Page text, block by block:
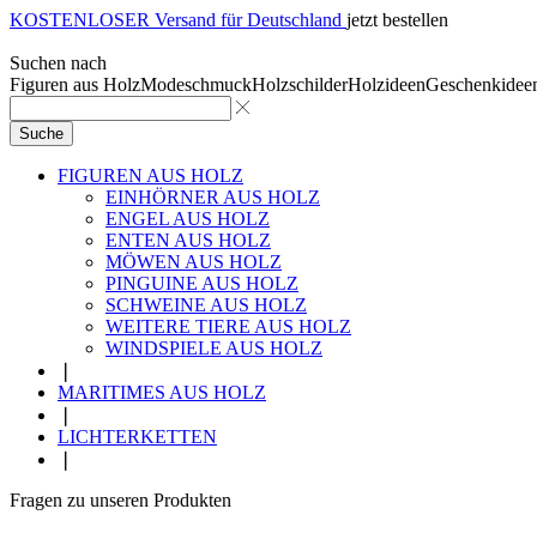
KOSTENLOSER Versand für Deutschland jetzt bestellen
Suchen nach
Figuren aus HolzModeschmuckHolzschilderHolzideen
Suche
FIGUREN AUS HOLZ
EINHÖRNER AUS HOLZ
ENGEL AUS HOLZ
ENTEN AUS HOLZ
MÖWEN AUS HOLZ
PINGUINE AUS HOLZ
SCHWEINE AUS HOLZ
WEITERE TIERE AUS HOLZ
WINDSPIELE AUS HOLZ
MARITIMES AUS HOLZ
LICHTERKETTEN
Fragen zu unseren Produkten